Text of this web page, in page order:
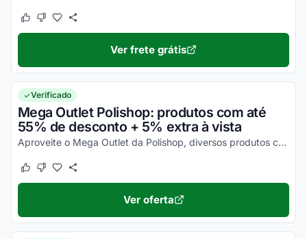
Este cupom funcionou
Este cupom não funcionou
Ver frete grátis
Verificado
Mega Outlet Polishop: produtos com até
55% de desconto + 5% extra à vista
Aproveite o Mega Outlet da Polishop, diversos produtos com até 55% de desconto. Os produtos já estão com o desconto aplicado. Ganhe mais 5% de desconto extra pagando à vista.
Este cupom funcionou
Este cupom não funcionou
Ver oferta